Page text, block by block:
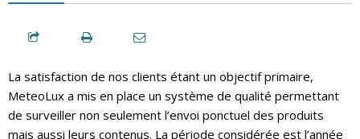
La satisfaction de nos clients étant un objectif primaire,
MeteoLux a mis en place un système de qualité permettant
de surveiller non seulement l’envoi ponctuel des produits
mais aussi leurs contenus. La période considérée est l’année